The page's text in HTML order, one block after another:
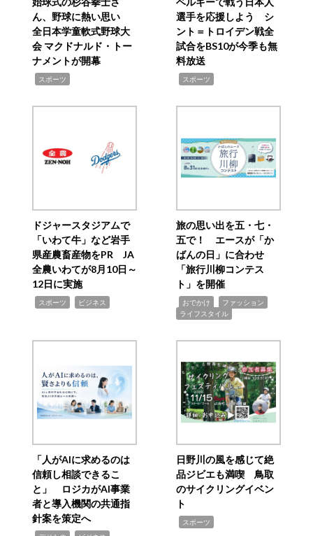
ん、野球に熱い思い
全日本学童軟式野球大
会 マクドナルド・トー
ナメントが開幕
スポーツ
選手を応援しよう シ
ント＝トロイデン戦全
試合をBS10が今季も無
料放送
スポーツ
ドジャースタジアムで
「いわて牛」など岩手
県産農畜産物をPR JA
全農いわてが8月10日～
12日に実施
スポーツ ビジネス
旅の思い出を五・七・
五で！ エースが「か
ばんの日」に合わせ
「旅行川柳コンテス
ト」を開催
おでかけ ファッション
ライフスタイル
「人がAIに求めるのは
信頼し相談できるこ
と」 ロジカがAI事業
者と導入機関の共通指
針案を策定へ
日野川の風を感じて絶
品ジビエも満喫 鳥取
のサイクリングイベン
ト
スポーツ